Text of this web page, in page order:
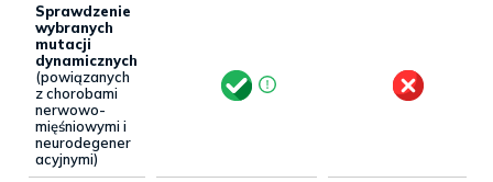
Sprawdzenie
wybranych
mutacji
dynamicznych
(powiązanych
z chorobami
nerwowo-
mięśniowymi i
neurodegener
acyjnymi)